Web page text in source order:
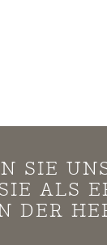
SIE
ALS
DER